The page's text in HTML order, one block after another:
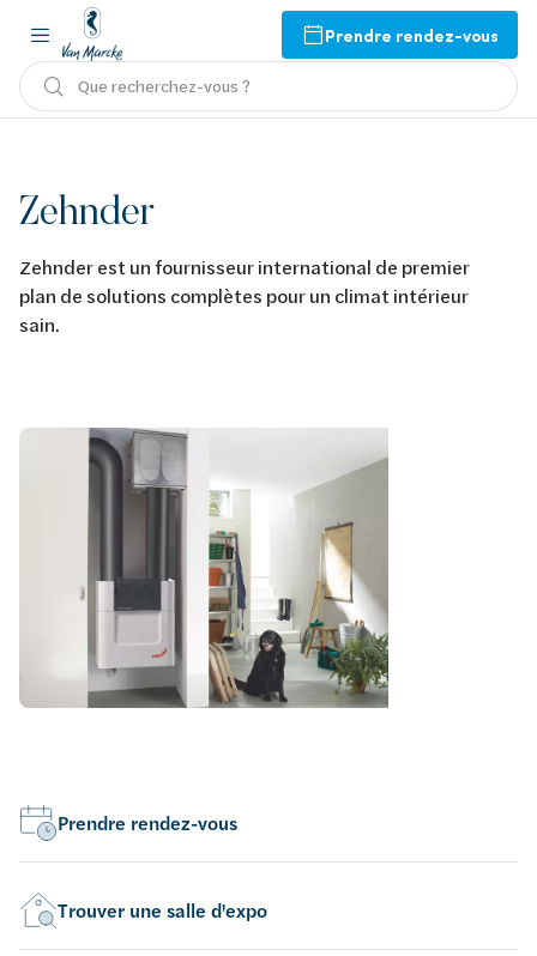
Prendre rendez-vous
Que recherchez-vous ?
Zehnder
Zehnder est un fournisseur international de premier
plan de solutions complètes pour un climat intérieur
sain.
Prendre rendez-vous
Trouver une salle d'expo